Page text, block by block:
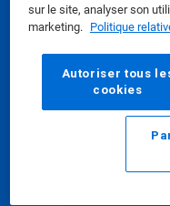
sur le site, analyser son
marketing. Politique
Autoriser tous
cookies
E-
Fiches de
confidentialité